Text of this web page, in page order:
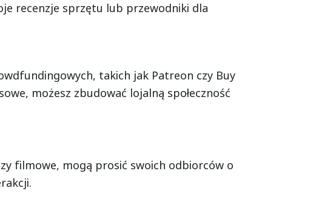
recenzje sprzętu lub przewodniki dla
takich jak Patreon czy Buy
możesz zbudować lojalną społeczność
filmowe, mogą prosić swoich odbiorców o